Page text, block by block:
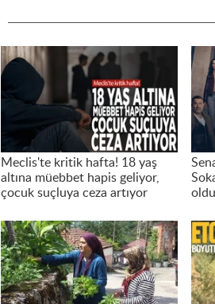
Meclis'te kritik hafta! 18 yaş
altına müebbet hapis geliyor,
çocuk suçluya ceza artıyor
oldu